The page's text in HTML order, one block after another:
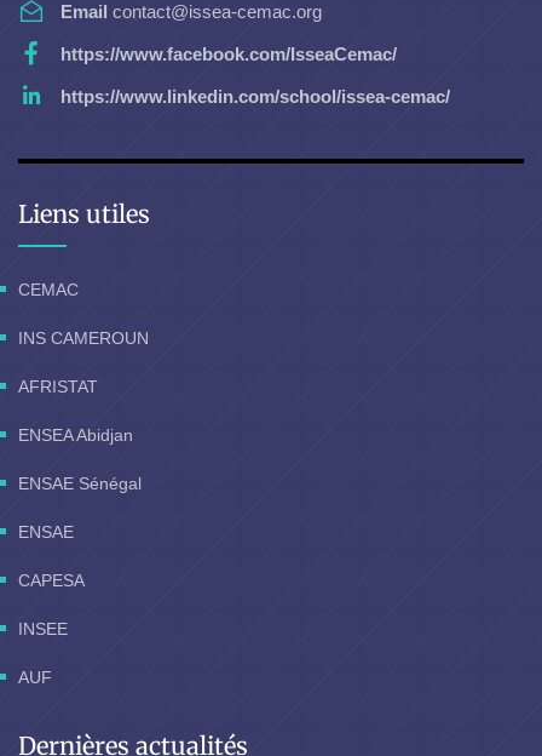
Email contact@issea-cemac.org
https://www.facebook.com/IsseaCemac/
https://www.linkedin.com/school/issea-cemac/
Liens utiles
CEMAC
INS CAMEROUN
AFRISTAT
ENSEA Abidjan
ENSAE Sénégal
ENSAE
CAPESA
INSEE
AUF
Dernières actualités